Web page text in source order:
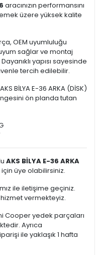
aracınızın performansını
üzere yüksek kalite
OEM uyumluluğu
sağlar ve montaj
yapısı sayesinde
tercih edilebilir.
BİLYA E-36 ARKA (DİSK)
ön planda tutan
AKS BİLYA E-36 ARKA
üye olabilirsiniz.
ile iletişime geçiniz.
vermekteyiz.
Cooper yedek parçaları
Ayrıca
ile yaklaşık 1 hafta